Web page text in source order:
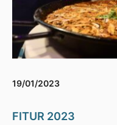
19/01/2023
FITUR 2023